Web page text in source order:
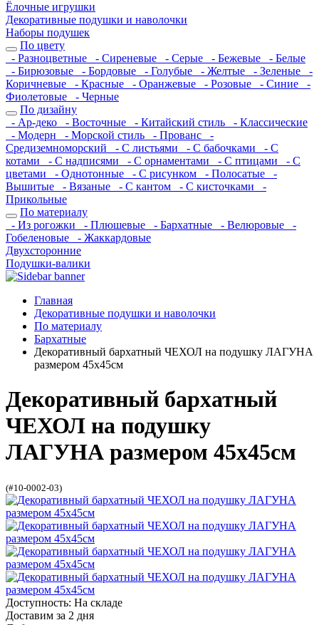
Ёлочные игрушки
Декоративные подушки и наволочки
Наборы подушек
По цвету
- Разноцветные
- Сиреневые - Серые - Бежевые
- Белые
- Бирюзовые
- Бордовые - Голубые - Желтые - Зеленые
-
Коричневые
- Красные - Оранжевые - Розовые - Синие
-
Фиолетовые
- Черные
По дизайну
- Ар-деко
- Восточные - Китайский стиль
- Классические
- Модерн
- Морской стиль - Прованс
-
Средиземноморский
- С листьями - С бабочками
- С
котами
- С надписями - С орнаментами - С птицами
- С
цветами
- Однотонные - С рисунком - Полосатые
-
Вышитые
- Вязаные - С кантом - С кисточками
-
Прикольные
По материалу
- Из рогожки
- Плюшевые - Бархатные - Велюровые
-
Гобеленовые
- Жаккардовые
Двухсторонние
Подушки-валики
Главная
Декоративные подушки и наволочки
По материалу
Бархатные
Декоративный бархатный ЧЕХОЛ на подушку ЛАГУНА
размером 45х45см
Декоративный бархатный
ЧЕХОЛ на подушку
ЛАГУНА размером 45х45см
(#10-0002-03)
Доступность: На складе
Доставим за 2 дня